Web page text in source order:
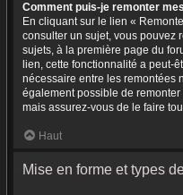
Comment puis-je remonter
En cliquant sur le lien «
consulter un sujet, vous pouvez
sujets, à la première page du
lien, cette fonctionnalité a peut-
nécessaire entre les remontées
également possible de
mais assurez-vous de le faire
Haut
Mise en forme et types